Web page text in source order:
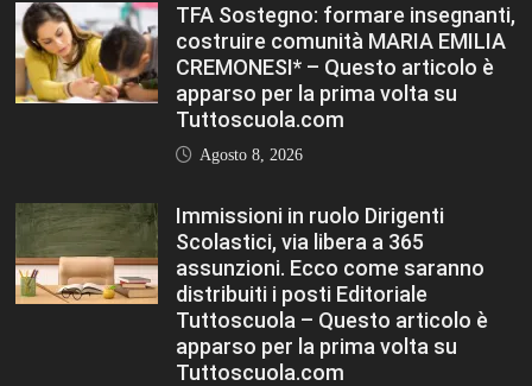
TFA Sostegno: formare insegnanti,
costruire comunità MARIA EMILIA
CREMONESI* – Questo articolo è
apparso per la prima volta su
Tuttoscuola.com
Agosto 8, 2026
Immissioni in ruolo Dirigenti
Scolastici, via libera a 365
assunzioni. Ecco come saranno
distribuiti i posti Editoriale
Tuttoscuola – Questo articolo è
apparso per la prima volta su
Tuttoscuola.com